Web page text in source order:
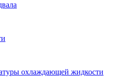
охлаждающей жидкости